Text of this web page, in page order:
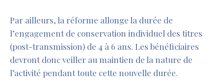
Par ailleurs, la réforme allonge la durée de
l’engagement de conservation individuel des titres
(post-transmission) de 4 à 6 ans. Les bénéficiaires
devront donc veiller au maintien de la nature de
l’activité pendant toute cette nouvelle durée.